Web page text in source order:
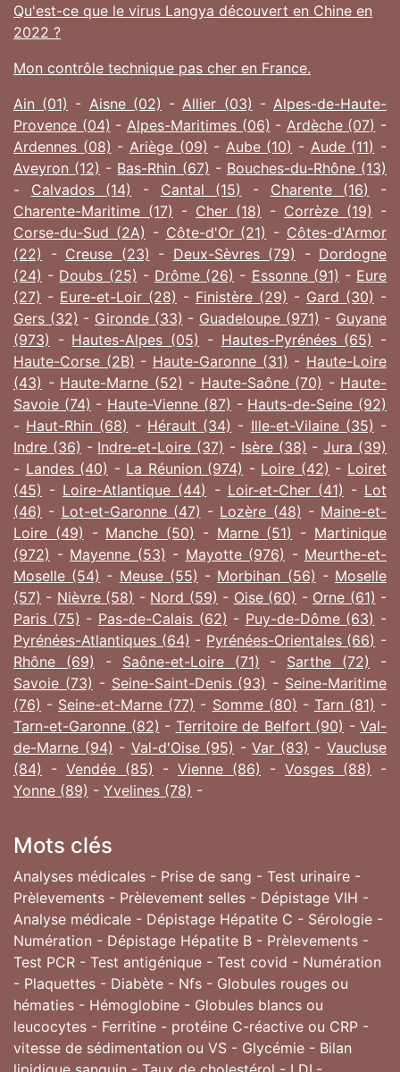
Qu'est-ce que le virus Langya découvert en Chine en
2022 ?
Mon contrôle technique pas cher en France.
Ain (01) - Aisne (02) - Allier (03) - Alpes-de-Haute-
Provence (04) - Alpes-Maritimes (06) - Ardèche (07) -
Ardennes (08) - Ariège (09) - Aube (10) - Aude (11) -
Aveyron (12) - Bas-Rhin (67) - Bouches-du-Rhône (13)
- Calvados (14) - Cantal (15) - Charente (16)
-
Charente-Maritime (17) - Cher (18) - Corrèze (19) -
Corse-du-Sud (2A) - Côte-d'Or (21) - Côtes-d'Armor
(22) - Creuse (23) - Deux-Sèvres (79) - Dordogne
(24) - Doubs (25) - Drôme (26) - Essonne (91) - Eure
(27) - Eure-et-Loir (28) - Finistère (29) - Gard (30) -
Gers (32) - Gironde (33) - Guadeloupe (971) - Guyane
(973) - Hautes-Alpes (05) - Hautes-Pyrénées (65) -
Haute-Corse (2B) - Haute-Garonne (31) - Haute-Loire
(43) - Haute-Marne (52) - Haute-Saône (70) - Haute-
Savoie (74) - Haute-Vienne (87) - Hauts-de-Seine (92)
- Haut-Rhin (68) - Hérault (34) - Ille-et-Vilaine (35) -
Indre (36) - Indre-et-Loire (37) - Isère (38) -Jura (39)
- Landes (40) - La Réunion (974) - Loire (42) - Loiret
(45) - Loire-Atlantique (44) - Loir-et-Cher (41) - Lot
(46) - Lot-et-Garonne (47) - Lozère (48) - Maine-et-
Loire (49) - Manche (50) - Marne (51) - Martinique
(972) - Mayenne (53) - Mayotte (976) - Meurthe-et-
Moselle (54) - Meuse (55) - Morbihan (56) - Moselle
(57) - Nièvre (58) - Nord (59) - Oise (60) - Orne (61) -
Paris (75) - Pas-de-Calais (62) - Puy-de-Dôme (63) -
Pyrénées-Atlantiques (64) - Pyrénées-Orientales (66) -
Rhône (69) - Saône-et-Loire (71) - Sarthe (72)
-
Savoie (73) - Seine-Saint-Denis (93) - Seine-Maritime
(76) - Seine-et-Marne (77) - Somme (80) - Tarn (81) -
Tarn-et-Garonne (82) - Territoire de Belfort (90) - Val-
de-Marne (94) - Val-d'Oise (95) -Var (83) -Vaucluse
(84) - Vendée (85) - Vienne (86) - Vosges (88) -
Yonne (89) - Yvelines (78) -
Mots clés
Analyses médicales - Prise de sang - Test urinaire -
Prèlevements - Prèlevement selles - Dépistage VIH -
Analyse médicale - Dépistage Hépatite C - Sérologie -
Numération - Dépistage Hépatite B - Prèlevements -
Test PCR - Test antigénique - Test covid - Numération
- Plaquettes - Diabète - Nfs - Globules rouges ou
hématies - Hémoglobine - Globules blancs ou
leucocytes - Ferritine - protéine C-réactive ou CRP -
vitesse de sédimentation ou VS - Glycémie - Bilan